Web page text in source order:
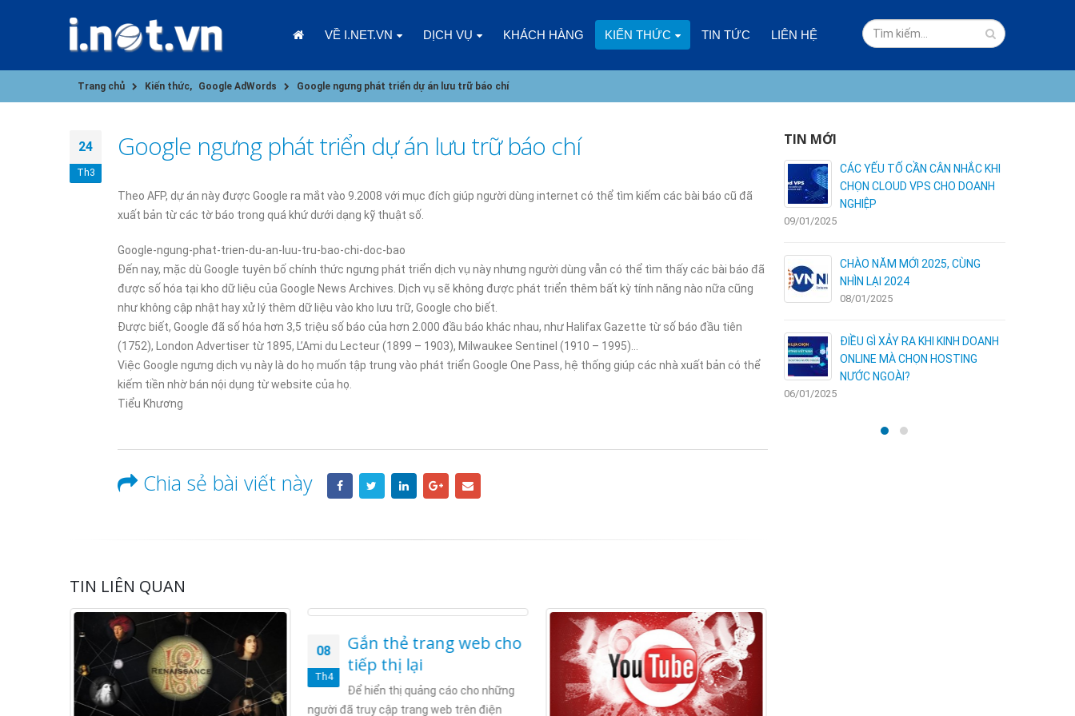
VỀ I.NET.VN DỊCH VỤ KHÁCH HÀNG KIẾN THỨC TIN TỨC LIÊN HỆ
Trang chủ Kiến thức, Google AdWords Google ngưng phát triển dự án lưu trữ báo chí
24
Th3
Google ngưng phát triển dự án lưu trữ báo chí
Theo AFP, dự án này được Google ra mắt vào 9.2008 với mục đích giúp người dùng internet có thể tìm kiếm các bài báo cũ đã
xuất bản từ các tờ báo trong quá khứ dưới dạng kỹ thuật số.
Google-ngung-phat-trien-du-an-luu-tru-bao-chi-doc-bao
Đến nay, mặc dù Google tuyên bố chính thức ngưng phát triển dịch vụ này nhưng người dùng vẫn có thể tìm thấy các bài báo đã
được số hóa tại kho dữ liệu của Google News Archives. Dịch vụ sẽ không được phát triển thêm bất kỳ tính năng nào nữa cũng
như không cập nhật hay xử lý thêm dữ liệu vào kho lưu trữ, Google cho biết.
Được biết, Google đã số hóa hơn 3,5 triệu số báo của hơn 2.000 đầu báo khác nhau, như Halifax Gazette từ số báo đầu tiên
(1752), London Advertiser từ 1895, L’Ami du Lecteur (1899 – 1903), Milwaukee Sentinel (1910 – 1995)…
Việc Google ngưng dịch vụ này là do họ muốn tập trung vào phát triển Google One Pass, hệ thống giúp các nhà xuất bản có thể
kiếm tiền nhờ bán nội dụng từ website của họ.
Tiểu Khương
Chia sẻ bài viết này
TIN LIÊN QUAN
08
Th4
Gắn thẻ trang web cho
tiếp thị lại
Để hiển thị quảng cáo cho những
người đã truy cập trang web trên điện
TIN MỚI
NGHIỆP
09/01/2025
CHÀO NĂM MỚI 2025, CÙNG
NHÌN LẠI 2024
ĐIỀU GÌ XẢY RA KHI KINH DOANH
ONLINE MÀ CHỌN HOSTING
06/01/2025
KHÁC
DOANH NGHIỆP NHỎ NÊN DÙNG
GÓI SSL NÀO?
02/01/2025
ĐĂNG KÝ HOSTING ESC – NHẬN
ƯU ĐÃI GIẢM 30%: CƠ HỘI VÀNG
CÁC YẾU TỐ CẦN CÂN NHẮC KHI
CHỌN CLOUD VPS CHO DOANH
NGHIỆP
09/01/2025
CHÀO NĂM MỚI 2025, CÙNG
NHÌN LẠI 2024
08/01/2025
ĐIỀU GÌ XẢY RA KHI KINH DOANH
ONLINE MÀ CHỌN HOSTING
NƯỚC NGOÀI?
06/01/2025